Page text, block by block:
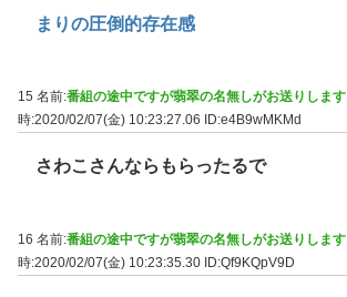
まりの圧倒的存在感
15 名前:番組の途中ですが翡翠の名無しがお送りします
時:2020/02/07(金) 10:23:27.06
ID:e4B9wMKMd
さわこさんならもらったるで
16 名前:番組の途中ですが翡翠の名無しがお送りします
時:2020/02/07(金) 10:23:35.30 ID:Qf9KQpV9D